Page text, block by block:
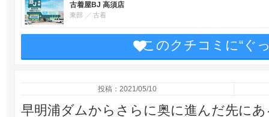
古着屋BJ 高須店
東部 古着
このクチコミに“ぐ
投稿：2021/05/10
早明浦ダムからさらに奥に進んだ先に